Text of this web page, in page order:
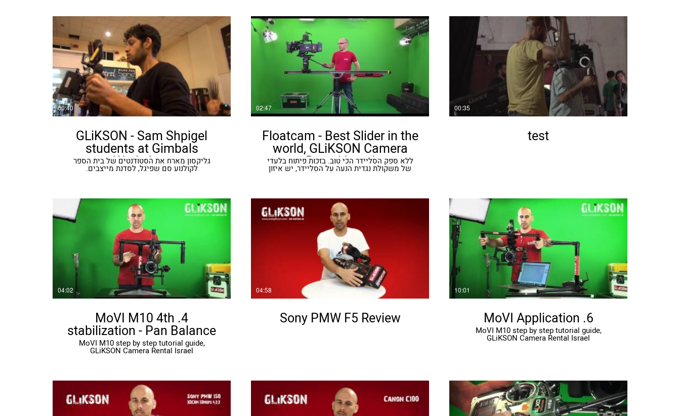
00:35
test
02:47
Floatcam - Best Slider in the
world, GLiKSON Camera
Rental Israel
ללא ספק הסליידר הכי טוב. בזכות פיתוח בלעדי
של משקולת נגדית הנעה על הסליידר, יש איזון
תמידי בין שני הצדדים של הסליידר. מה שיוצר
במכשיר אחד: אפשר להשתמש בו כסליידר במאוזן,
באלכסון, בצורה אנכית לגמרי (מגדל), וכמיני ג’יב.
00:40
GLiKSON - Sam Shpigel
students at Gimbals
Workshop
גליקסון מארח את הסטודנטים של בית הספר
לקולנוע סם שפיגל, לסדנת מייצבים.
10:01
6. MoVI Application
MoVI M10 step by step tutorial guide,
GLiKSON Camera Rental Israel
04:58
Sony PMW F5 Review
04:02
4. MoVI M10 4th
stabilization - Pan Balance
MoVI M10 step by step tutorial guide,
GLiKSON Camera Rental Israel